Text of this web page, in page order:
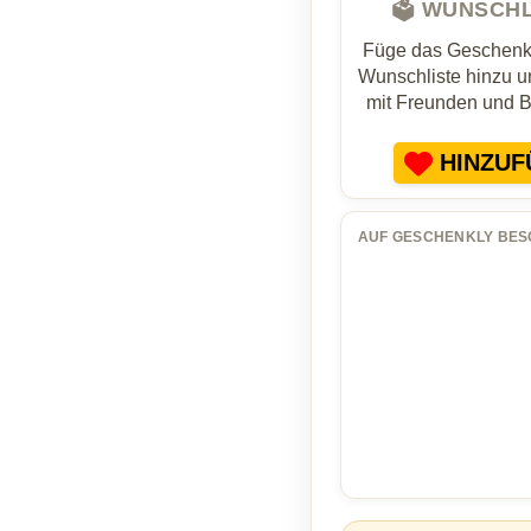
🗳️
Füge das
Wunschliste hinzu
mit Freunden und
AUF GESCHENKLY